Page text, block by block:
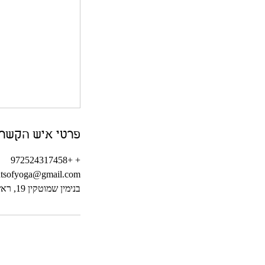
פרטי איש הקשר
+ +972524317458
בנימין שמוטקין 19, ראשון לציון, Israel